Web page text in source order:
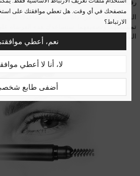
رفيعة منفردة تحاكي شعر الحاجب الحقيقي.
الفرشاة اللولبية هي أداة بسيطة ستساعدك على
تمشيطهما وتصفيفهما. ستساعدك هذه الفرشاة على
المنتج عن حاجبيك من دون التأثير على مكياجك.
متصفحك في أي وقت. هل تعطي موافقتك على
الارتباط؟
نعم، أعطي
لا، أنا لا أعطي
أضفى طابع